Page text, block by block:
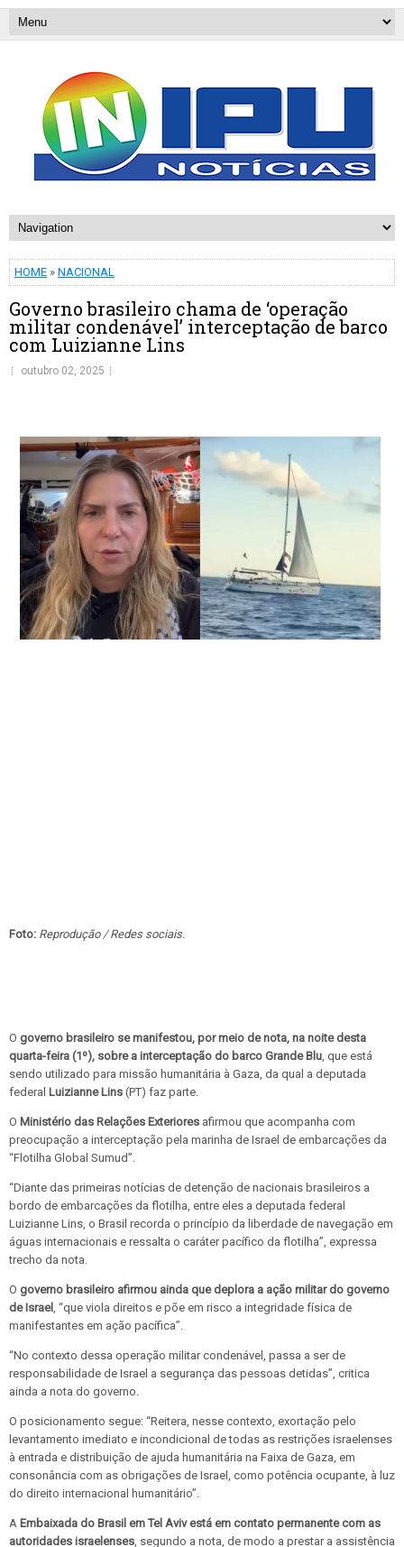
HOME » NACIONAL
Governo brasileiro chama de ‘operação
militar condenável’ interceptação de barco
com Luizianne Lins
outubro 02, 2025
Foto: Reprodução / Redes sociais.
O governo brasileiro se manifestou, por meio de nota, na noite desta
quarta-feira (1º), sobre a interceptação do barco Grande Blu, que está
sendo utilizado para missão humanitária à Gaza, da qual a deputada
federal Luizianne Lins (PT) faz parte.
O Ministério das Relações Exteriores afirmou que acompanha com
preocupação a interceptação pela marinha de Israel de embarcações da
“Flotilha Global Sumud”.
“Diante das primeiras notícias de detenção de nacionais brasileiros a
bordo de embarcações da flotilha, entre eles a deputada federal
Luizianne Lins, o Brasil recorda o princípio da liberdade de navegação em
águas internacionais e ressalta o caráter pacífico da flotilha”, expressa
trecho da nota.
O governo brasileiro afirmou ainda que deplora a ação militar do governo
de Israel, “que viola direitos e põe em risco a integridade física de
manifestantes em ação pacífica”.
“No contexto dessa operação militar condenável, passa a ser de
responsabilidade de Israel a segurança das pessoas detidas”, critica
ainda a nota do governo.
O posicionamento segue: “Reitera, nesse contexto, exortação pelo
levantamento imediato e incondicional de todas as restrições israelenses
à entrada e distribuição de ajuda humanitária na Faixa de Gaza, em
consonância com as obrigações de Israel, como potência ocupante, à luz
do direito internacional humanitário”.
A Embaixada do Brasil em Tel Aviv está em contato permanente com as
autoridades israelenses, segundo a nota, de modo a prestar a assistência